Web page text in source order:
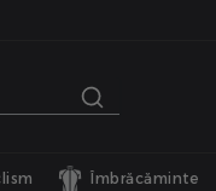
Îmbrăcăminte